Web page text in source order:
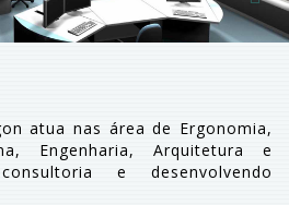
atua nas área de Ergonomia,
Engenharia, Arquitetura e
e desenvolvendo